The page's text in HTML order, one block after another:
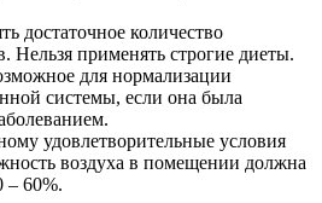
достаточное количество
Нельзя применять строгие диеты.
для нормализации
системы, если она была
удовлетворительные условия
воздуха в помещении должна
– 60%.